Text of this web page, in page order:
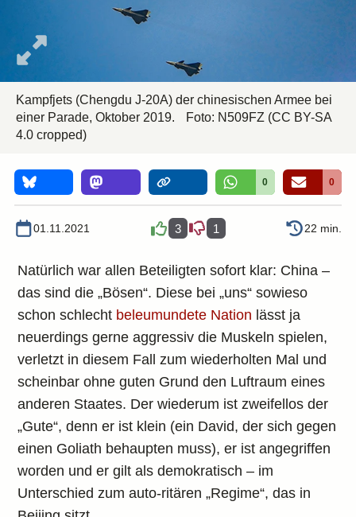
Kampfjets (Chengdu J-20A) der chinesischen Armee bei
einer Parade, Oktober 2019.
Foto: N509FZ (CC BY-SA
4.0 cropped)
0 0
01.11.2021 3 1 22 min.
Natürlich war allen Beteiligten sofort klar: China –
das sind die „Bösen“. Diese bei „uns“ sowieso
schon schlecht beleumundete Nation lässt ja
neuerdings gerne aggressiv die Muskeln spielen,
verletzt in diesem Fall zum wiederholten Mal und
scheinbar ohne guten Grund den Luftraum eines
anderen Staates. Der wiederum ist zweifellos der
„Gute“, denn er ist klein (ein David, der sich gegen
einen Goliath behaupten muss), er ist angegriffen
worden und er gilt als demokratisch – im
Unterschied zum auto-ritären „Regime“, das in